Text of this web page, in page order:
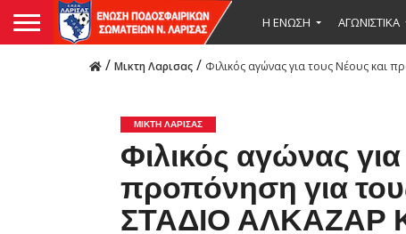
Η ΕΝΩΣΗ ΑΓΩΝΙΣΤΙΚΑ
/ Μικτη Λαρισας / Φιλικός αγώνας για τους Νέους και
ΜΙΚΤΗ ΛΑΡΙΣΑΣ
Φιλικός αγώνας
προπόνηση για
ΣΤΑΔΙΟ ΑΛΚΑΖΑΡ